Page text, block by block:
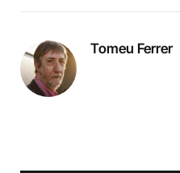
Tomeu Ferrer